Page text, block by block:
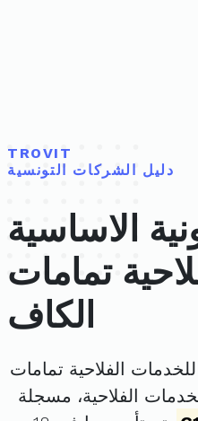
TROVIT
دليل الشركات التونسية
الاساسية
تمامات
الكاف
الفلاحية تمامات
الفلاحية، مسجلة